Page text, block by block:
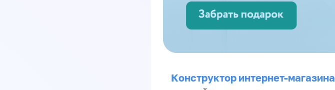
Конструктор интернет-магазина